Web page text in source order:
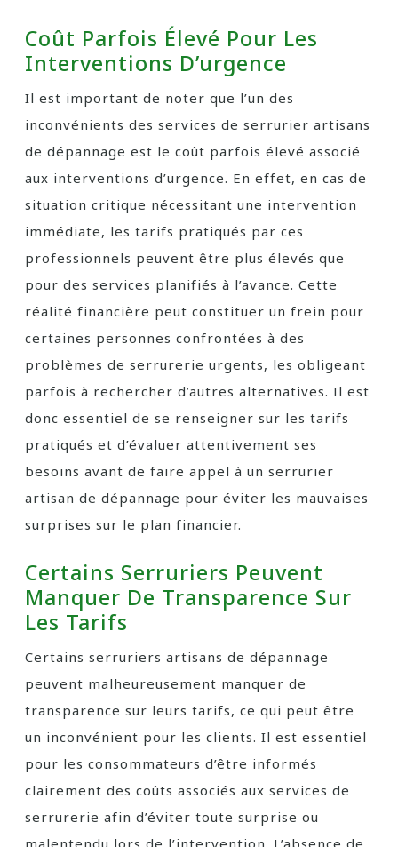
Coût Parfois Élevé Pour Les
Interventions D’urgence
Il est important de noter que l’un des
inconvénients des services de serrurier artisans
de dépannage est le coût parfois élevé associé
aux interventions d’urgence. En effet, en cas de
situation critique nécessitant une intervention
immédiate, les tarifs pratiqués par ces
professionnels peuvent être plus élevés que
pour des services planifiés à l’avance. Cette
réalité financière peut constituer un frein pour
certaines personnes confrontées à des
problèmes de serrurerie urgents, les obligeant
parfois à rechercher d’autres alternatives. Il est
donc essentiel de se renseigner sur les tarifs
pratiqués et d’évaluer attentivement ses
besoins avant de faire appel à un serrurier
artisan de dépannage pour éviter les mauvaises
surprises sur le plan financier.
Certains Serruriers Peuvent
Manquer De Transparence Sur
Les Tarifs
Certains serruriers artisans de dépannage
peuvent malheureusement manquer de
transparence sur leurs tarifs, ce qui peut être
un inconvénient pour les clients. Il est essentiel
pour les consommateurs d’être informés
clairement des coûts associés aux services de
serrurerie afin d’éviter toute surprise ou
malentendu lors de l’intervention. L’absence de